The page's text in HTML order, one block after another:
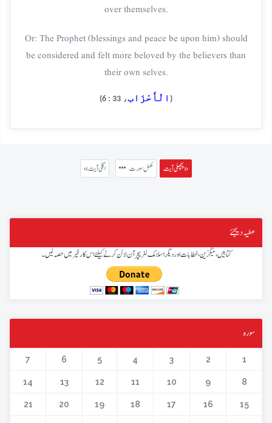
over themselves.
Or: The Prophet (blessings and peace be upon him) should
be considered and felt more beloved by the believers than
their own selves.
( الْأَحْزَاب، 33 : 6)
پچھلی آیت » مکمل سورت « اگلی آیت
عطیہ دیجئے
کتابیں، میگزین، خطابات اور دیگر اسلامک لٹریچر آن لائن کرنے کیلئے اس کار خیر میں حصہ لیں۔
سورہ
1
2
3
4
5
6
7
8
9
10
11
12
13
14
15
16
17
18
19
20
21